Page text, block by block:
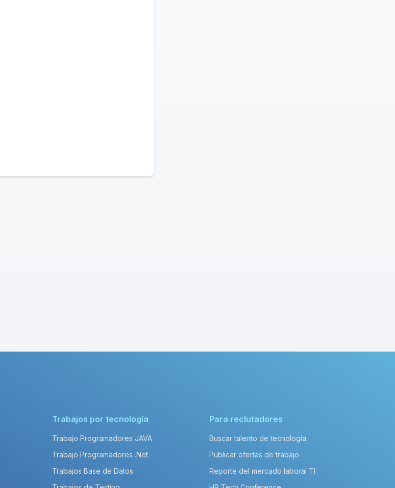
Trabajos por tecnología
Trabajo Programadores JAVA
Trabajo Programadores .Net
Trabajos Base de Datos
Para reclutadores
Buscar talento de tecnología
Publicar ofertas de trabajo
Reporte del mercado laboral TI